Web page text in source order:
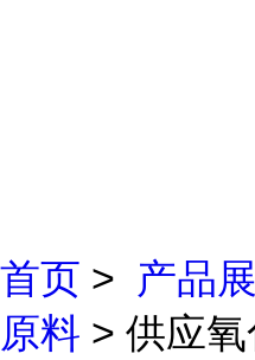
首页 > 产品
原料 > 供应